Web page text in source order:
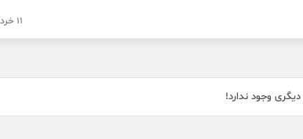
11 خرداد, 1405
وجود ندارد!